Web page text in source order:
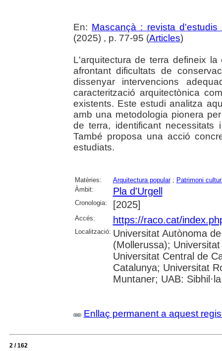
En: Mascançà : revista
(2025) , p. 77-95 (Articles)
L'arquitectura de terra defineix
afrontant dificultats de
dissenyar intervencions
caracterització arquitectònica
existents. Este estudi analitza
amb una metodologia pionera
de terra, identificant
També proposa una acció
estudiats.
Matèries: Arquitectura popular; Patrimoni
Àmbit:
Pla d'Urgell
Cronologia: [2025]
Accés: https://raco.cat/
Localització: Universitat Autònoma
(Mollerussa);
Universitat Central de
Catalunya; Universitat
Muntaner; UAB: Sibhil·la
Enllaç permanent a aquest
2 / 162